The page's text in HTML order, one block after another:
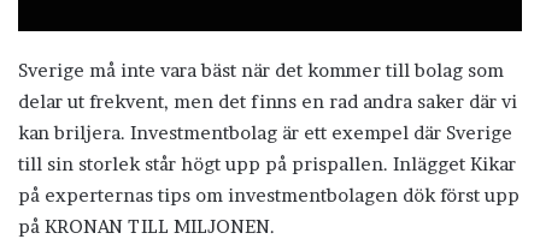
Sverige må inte vara bäst när det kommer till bolag som
delar ut frekvent, men det finns en rad andra saker där vi
kan briljera. Investmentbolag är ett exempel där Sverige
till sin storlek står högt upp på prispallen. Inlägget Kikar
på experternas tips om investmentbolagen dök först upp
på KRONAN TILL MILJONEN.